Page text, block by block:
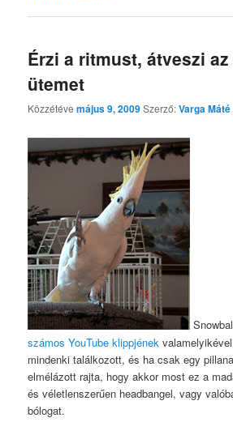
Érzi a ritmust, átveszi az
ütemet
Közzétévemájus 9, 2009Szerző:Varga Máté
számos YouTube klippjének
mindenki találkozott, és ha csak egy
elmélázott rajta, hogy akkor most ez a
és véletlenszerűen headbangel, vagy
bólogat.